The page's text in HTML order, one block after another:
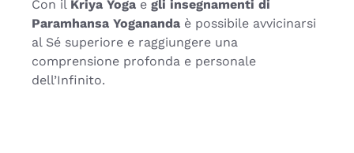
Con il Kriya Yoga e gli insegnamenti di
Paramhansa Yogananda è possibile avvicinarsi
al Sé superiore e raggiungere una
comprensione profonda e personale
dell’Infinito.